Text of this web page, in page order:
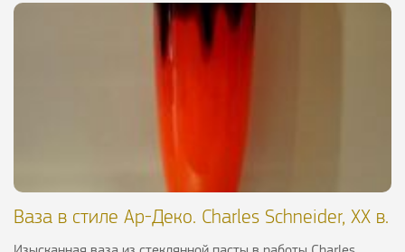
Ваза в стиле Ар-Деко. Charles Schneider, ХХ в.